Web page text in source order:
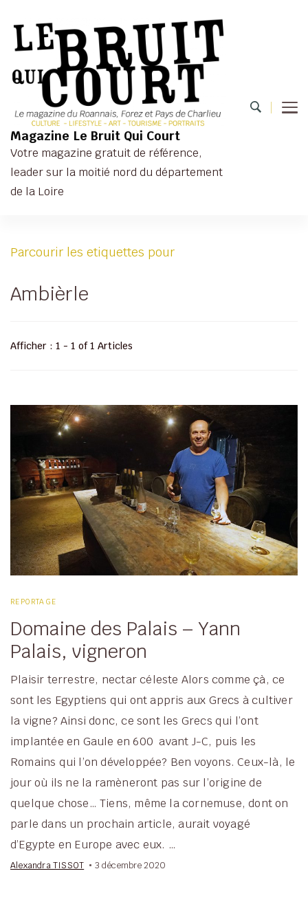
Magazine Le Bruit Qui Court
Votre magazine gratuit de référence,
leader sur la moitié nord du département
de la Loire
Parcourir les etiquettes pour
Ambièrle
Afficher : 1 - 1 of 1 Articles
REPORTAGE
Domaine des Palais – Yann
Palais, vigneron
Plaisir terrestre, nectar céleste Alors comme çà, ce
sont les Egyptiens qui ont appris aux Grecs à cultiver
la vigne? Ainsi donc, ce sont les Grecs qui l’ont
implantée en Gaule en 600 avant J-C, puis les
Romains qui l’on développée? Ben voyons. Ceux-là, le
jour où ils ne la ramèneront pas sur l’origine de
quelque chose… Tiens, même la cornemuse, dont on
parle dans un prochain article, aurait voyagé
d’Egypte en Europe avec eux. …
Alexandra TISSOT 3 décembre 2020